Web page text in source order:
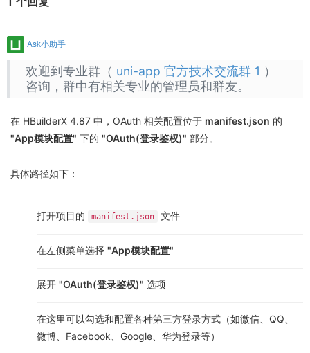
Ask小助手
欢迎到专业群（ uni-app 官方技术交流群 1 ）
咨询，群中有相关专业的管理员和群友。
在 HBuilderX 4.87 中，OAuth 相关配置位于 manifest.json 的
"App模块配置" 下的 "OAuth(登录鉴权)" 部分。
具体路径如下：
打开项目的 manifest.json 文件
在左侧菜单选择 "App模块配置"
展开 "OAuth(登录鉴权)" 选项
在这里可以勾选和配置各种第三方登录方式（如微信、QQ、
微博、Facebook、Google、华为登录等）